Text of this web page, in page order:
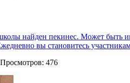
найден пекинес. Может быть
вы становитесь
Просмотров: 476